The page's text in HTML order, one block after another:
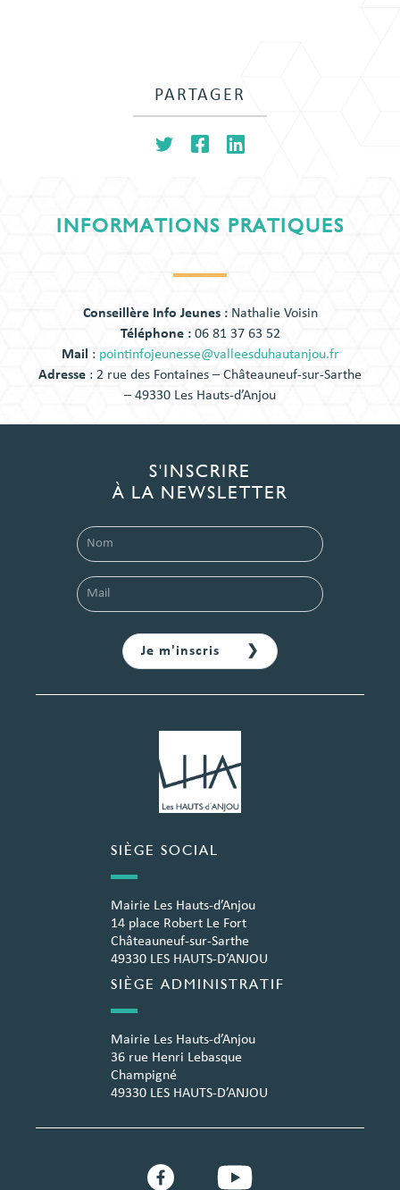
PARTAGER
INFORMATIONS PRATIQUES
Conseillère Info Jeunes : Nathalie Voisin
Téléphone :06 81 37 63 52
Mail
: pointinfojeunesse@valleesduhautanjou.fr
Adresse : 2 rue des Fontaines – Châteauneuf-sur-Sarthe
– 49330 Les Hauts-d’Anjou
S'INSCRIRE
À LA NEWSLETTER
SIÈGE SOCIAL
Mairie Les Hauts-d’Anjou
14 place Robert Le Fort
Châteauneuf-sur-Sarthe
49330 LES HAUTS-D’ANJOU
SIÈGE ADMINISTRATIF
Mairie Les Hauts-d’Anjou
36 rue Henri Lebasque
Champigné
49330 LES HAUTS-D’ANJOU